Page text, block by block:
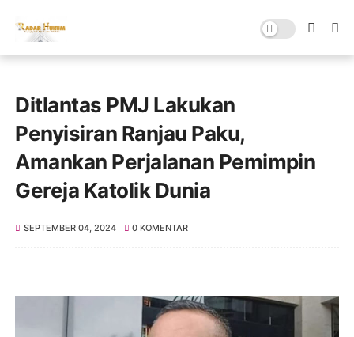
Ditlantas PMJ Lakukan
Penyisiran Ranjau Paku,
Amankan Perjalanan Pemimpin
Gereja Katolik Dunia
SEPTEMBER 04, 2024 0 KOMENTAR